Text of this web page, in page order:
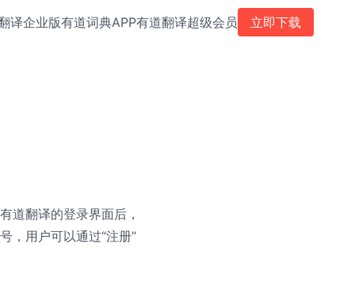
译企业版有道词典APP有道翻译超级会员 立即下载
道翻译的登录界面后，
，用户可以通过“注册”